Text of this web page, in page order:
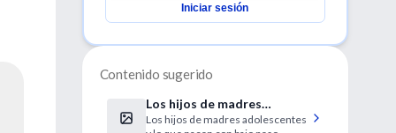
Iniciar sesión
Contenido sugerido
Los hijos de madres
adolescentes presentan un
Los hijos de madres adolescentes